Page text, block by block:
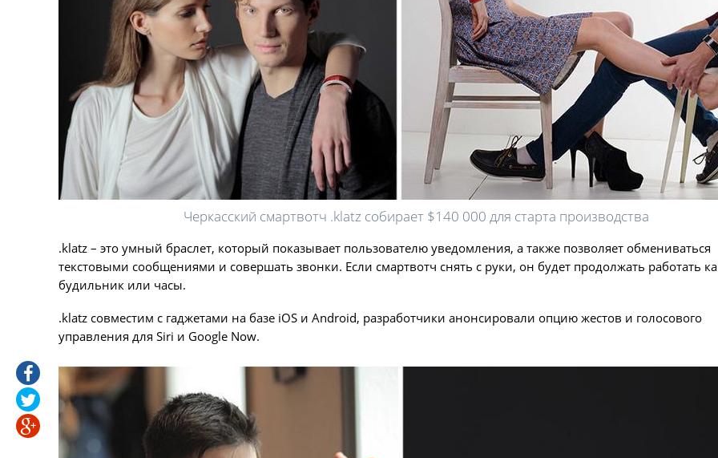
Черкасский смартвотч .klatz собирает $140 000 для старта производства
.klatz – это умный браслет, который показывает пользователю уведомления, а также позволяет обмениваться
текстовыми сообщениями и совершать звонки. Если смартвотч снять с руки, он будет продолжать работать
будильник или часы.
.klatz совместим с гаджетами на базе iOS и Android, разработчики анонсировали опцию жестов и голосового
управления для Siri и Google Now.